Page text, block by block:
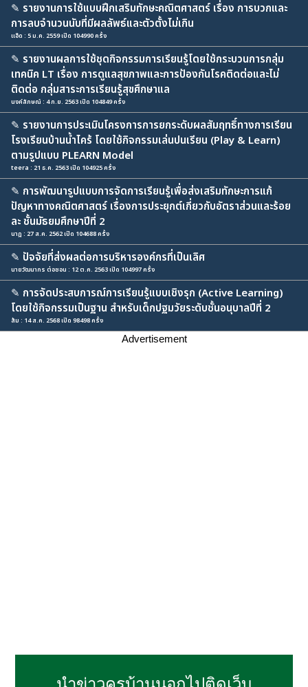
✎ รายงานการใช้แบบฝึกเสริมทักษะคณิตศาสตร์ เรื่อง การบวกและ
การลบจำนวนนับที่มีผลลัพธ์และตัวตั้งไม่เกิน
แอ๊ด : 5 ม.ค. 2559 เปิด 104990 ครั้ง
✎ รายงานผลการใช้ชุดกิจกรรมการเรียนรู้โดยใช้กระบวนการกลุ่ม
เทคนิค LT เรื่อง การดูแลสุขภาพและการป้องกันโรคติดต่อและไม่
ติดต่อ กลุ่มสาระการเรียนรู้สุขศึกษาแล
นงค์ลักษณ์ : 4 ก.ย. 2563 เปิด 104849 ครั้ง
✎ รายงานการประเมินโครงการการยกระดับผลสัมฤทธิ์ทางการเรียน
โรงเรียนบ้านน้ำไคร้ โดยใช้กิจกรรมเล่นปนเรียน (Play & Learn)
ตามรูปแบบ PLEARN Model
teera : 21 ธ.ค. 2563 เปิด 104925 ครั้ง
✎ การพัฒนารูปแบบการจัดการเรียนรู้เพื่อส่งเสริมทักษะการแก้
ปัญหาทางคณิตศาสตร์ เรื่องการประยุกต์เกี่ยวกับอัตราส่วนและร้อย
ละ ชั้นมัธยมศึกษาปีที่ 2
นาฎ : 27 ส.ค. 2562 เปิด 104688 ครั้ง
✎ ปัจจัยที่ส่งผลต่อการบริหารองค์กรที่เป็นเลิศ
นายวัฒนากร ต่อซอน : 12 ต.ค. 2563 เปิด 104997 ครั้ง
✎ การจัดประสบการณ์การเรียนรู้แบบเชิงรุก (Active Learning)
โดยใช้กิจกรรมเป็นฐาน สำหรับเด็กปฐมวัยระดับชั้นอนุบาลปีที่ 2
ส้ม : 14 ส.ค. 2568 เปิด 98498 ครั้ง
Advertisement